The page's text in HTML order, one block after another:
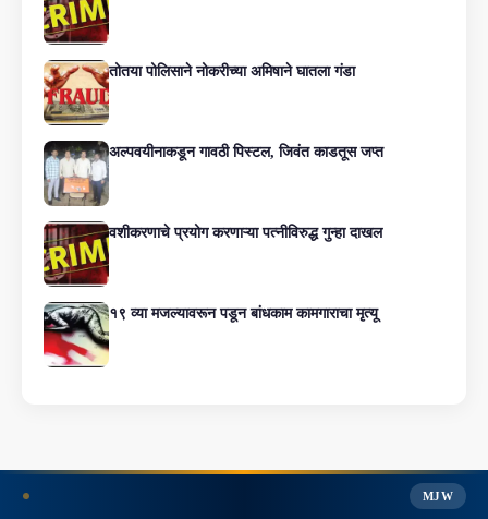
तोतया पोलिसाने नोकरीच्या अमिषाने घातला गंडा
अल्पवयीनाकडून गावठी पिस्टल, जिवंत काडतूस जप्त
वशीकरणाचे प्रयोग करणाऱ्या पत्नीविरुद्ध गुन्हा दाखल
१९ व्या मजल्यावरून पडून बांधकाम कामगाराचा मृत्यू
MJW